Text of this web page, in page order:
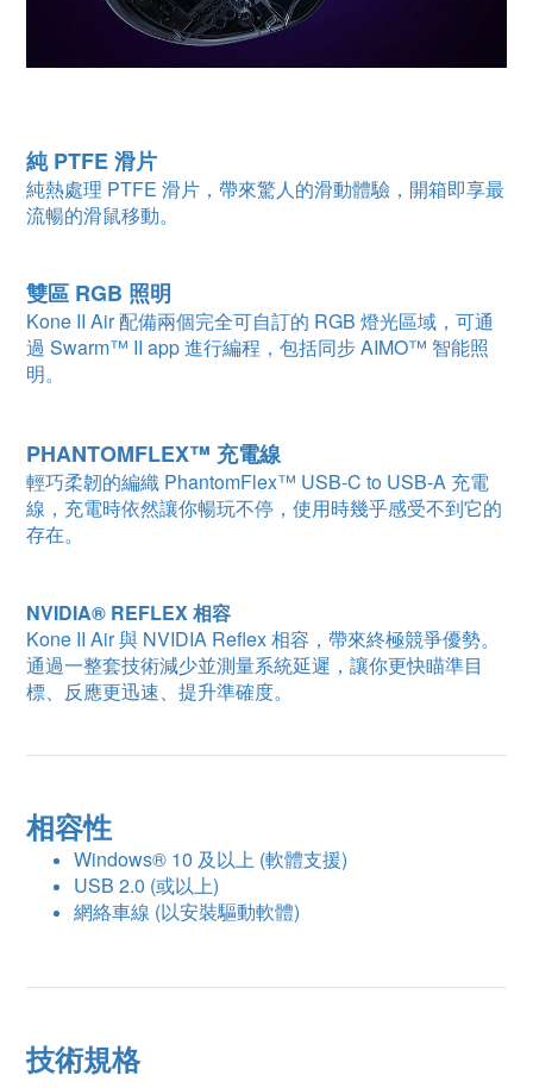
純 PTFE 滑片
純熱處理 PTFE 滑片，帶來驚人的滑動體驗，開箱即享最
流暢的滑鼠移動。
雙區 RGB 照明
Kone II Air 配備兩個完全可自訂的 RGB 燈光區域，可通
過 Swarm™ II app 進行編程，包括同步 AIMO™ 智能照
明。
PHANTOMFLEX™ 充電線
輕巧柔韌的編織 PhantomFlex™ USB-C to USB-A 充電
線，充電時依然讓你暢玩不停，使用時幾乎感受不到它的
存在。
NVIDIA® REFLEX 相容
Kone II Air 與 NVIDIA Reflex 相容，帶來終極競爭優勢。
通過一整套技術減少並測量系統延遲，讓你更快瞄準目
標、反應更迅速、提升準確度。
相容性
Windows® 10 及以上 (軟體支援)
USB 2.0 (或以上)
網絡車線 (以安裝驅動軟體)
技術規格